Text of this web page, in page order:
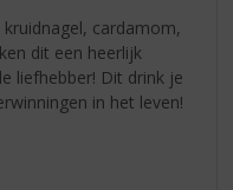
cardamom,
dit een heerlijk
liefhebber! Dit drink je
in het leven!